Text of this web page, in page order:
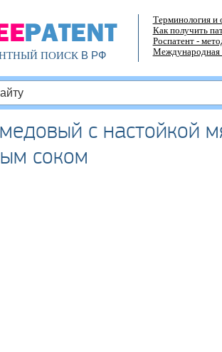
ПОИСКВ РФ
Терминология и
Как получить
Роспатент -
Международная
с настойкой
соком